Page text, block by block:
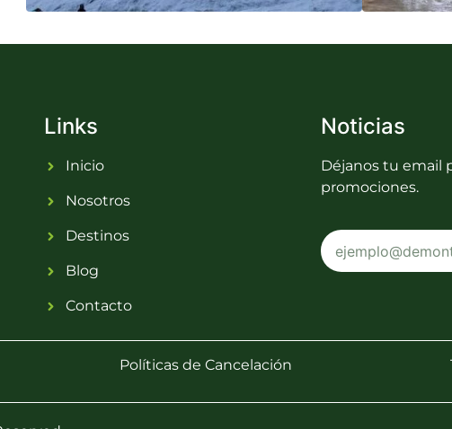
Links
Inicio
Nosotros
Destinos
Blog
Contacto
Noticias
Déjanos tu email
promociones.
Políticas de Cancelación